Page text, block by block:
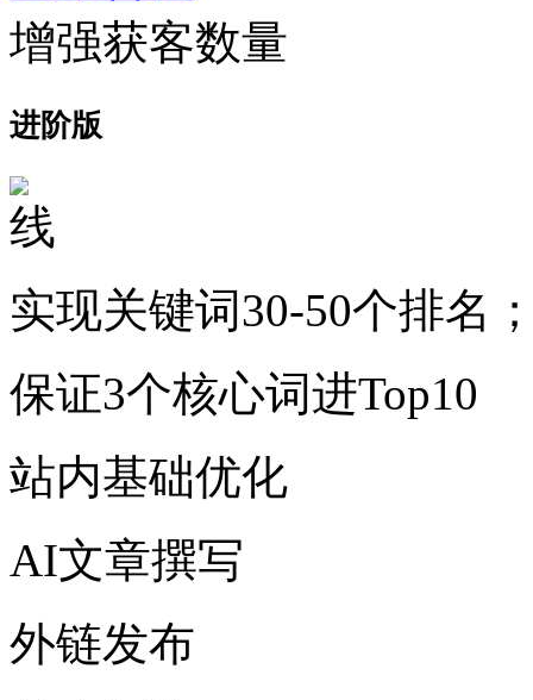
增强获客数量
进阶版
实现关键词30-50个排名
保证3个核心词进Top10
站内基础优化
AI文章撰写
外链发布